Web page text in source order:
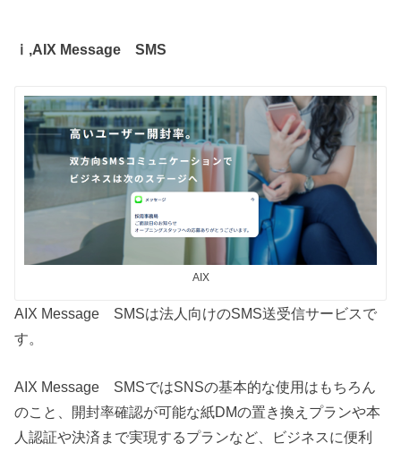
ⅰ,AIX Message SMS
AIX
AIX Message SMSは法人向けのSMS送受信サービスで
す。
AIX Message SMSではSNSの基本的な使用はもちろん
のこと、開封率確認が可能な紙DMの置き換えプランや本
人認証や決済まで実現するプランなど、ビジネスに便利